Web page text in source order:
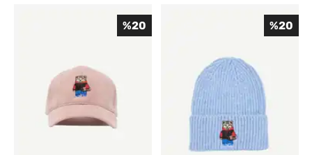
%20 %20